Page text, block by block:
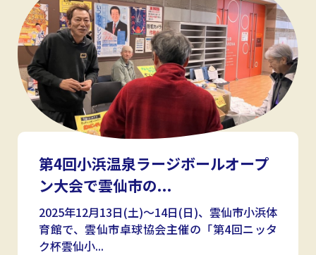
第4回小浜温泉ラージボールオープ
ン大会で雲仙市の...
2025年12月13日(土)〜14日(日)、雲仙市小浜体
育館で、雲仙市卓球協会主催の「第4回ニッタ
ク杯雲仙小...